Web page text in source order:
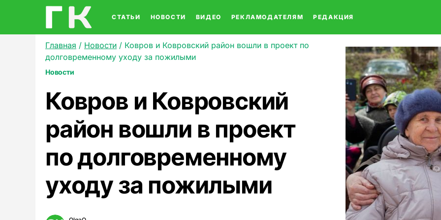
СТАТЬИ НОВОСТИ ВИДЕО РЕКЛАМОДАТЕЛЯМ РЕДАКЦИЯ
Главная / Новости / Ковров и Ковровский район вошли в проект по
долговременному уходу за пожилыми
Новости
Ковров и Ковровский
район вошли в проект
по долговременному
уходу за пожилыми